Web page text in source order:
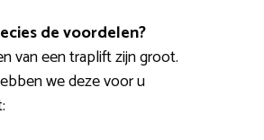
de voordelen?
van een traplift zijn groot.
we deze voor u